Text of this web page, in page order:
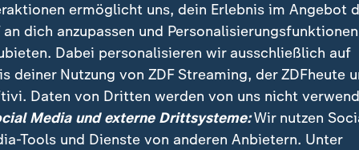
ist die alljährliche Diskussion über ein
Berliner Gewerkschaft der Polizei hat für eine
gesammelt.
ermöglicht uns, dein Erlebnis im Angebot
an dich anzupassen und Personalisierungsfunktionen
Dabei personalisieren wir ausschließlich auf
deiner Nutzung von ZDF Streaming, der ZDFheute
Daten von Dritten werden von uns nicht
Media und externe Drittsysteme:Wir nutzen
Tools und Dienste von anderen Anbietern. Unter